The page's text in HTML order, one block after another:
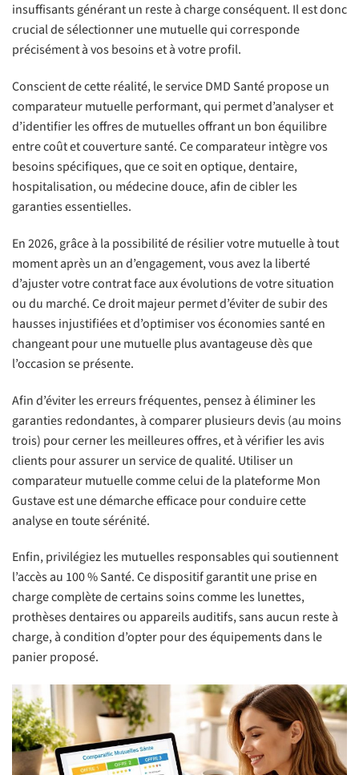
insuffisants générant un reste à charge conséquent. Il est donc
crucial de sélectionner une mutuelle qui corresponde
précisément à vos besoins et à votre profil.
Conscient de cette réalité, le service DMD Santé propose un
comparateur mutuelle performant, qui permet d’analyser et
d’identifier les offres de mutuelles offrant un bon équilibre
entre coût et couverture santé. Ce comparateur intègre vos
besoins spécifiques, que ce soit en optique, dentaire,
hospitalisation, ou médecine douce, afin de cibler les
garanties essentielles.
En 2026, grâce à la possibilité de résilier votre mutuelle à tout
moment après un an d’engagement, vous avez la liberté
d’ajuster votre contrat face aux évolutions de votre situation
ou du marché. Ce droit majeur permet d’éviter de subir des
hausses injustifiées et d’optimiser vos économies santé en
changeant pour une mutuelle plus avantageuse dès que
l’occasion se présente.
Afin d’éviter les erreurs fréquentes, pensez à éliminer les
garanties redondantes, à comparer plusieurs devis (au moins
trois) pour cerner les meilleures offres, et à vérifier les avis
clients pour assurer un service de qualité. Utiliser un
comparateur mutuelle comme celui de la plateforme Mon
Gustave est une démarche efficace pour conduire cette
analyse en toute sérénité.
Enfin, privilégiez les mutuelles responsables qui soutiennent
l’accès au 100 % Santé. Ce dispositif garantit une prise en
charge complète de certains soins comme les lunettes,
prothèses dentaires ou appareils auditifs, sans aucun reste à
charge, à condition d’opter pour des équipements dans le
panier proposé.